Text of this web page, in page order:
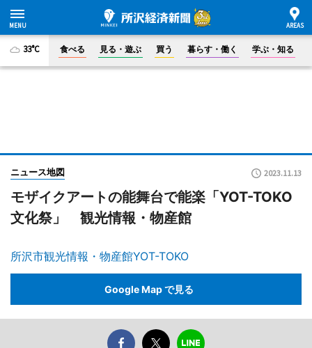
33°C 食べる 見る・遊ぶ 買う 暮らす・働く 学ぶ・知る
ニュース地図 2023.11.13
モザイクアートの能舞台で能楽「YOT-TOKO
文化祭」 観光情報・物産館
所沢市観光情報・物産館YOT-TOKO
Google Map で見る